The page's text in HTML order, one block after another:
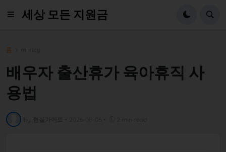
세상 모든 지원금
홈
배우자 출산휴가 육아휴직 사
용법